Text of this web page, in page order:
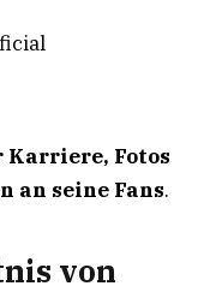
Karriere, Fotos
an seine Fans.
von